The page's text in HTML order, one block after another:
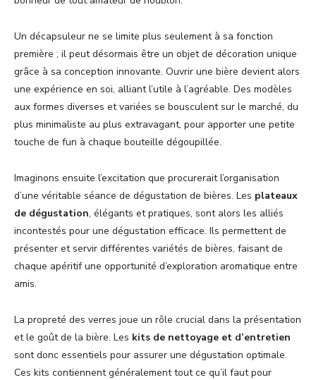
Un décapsuleur ne se limite plus seulement à sa fonction
première ; il peut désormais être un objet de décoration unique
grâce à sa conception innovante. Ouvrir une bière devient alors
une expérience en soi, alliant l’utile à l’agréable. Des modèles
aux formes diverses et variées se bousculent sur le marché, du
plus minimaliste au plus extravagant, pour apporter une petite
touche de fun à chaque bouteille dégoupillée.
Imaginons ensuite l’excitation que procurerait l’organisation
d’une véritable séance de dégustation de bières. Les plateaux
de dégustation, élégants et pratiques, sont alors les alliés
incontestés pour une dégustation efficace. Ils permettent de
présenter et servir différentes variétés de bières, faisant de
chaque apéritif une opportunité d’exploration aromatique entre
amis.
La propreté des verres joue un rôle crucial dans la présentation
et le goût de la bière. Les kits de nettoyage et d’entretien
sont donc essentiels pour assurer une dégustation optimale.
Ces kits contiennent généralement tout ce qu’il faut pour